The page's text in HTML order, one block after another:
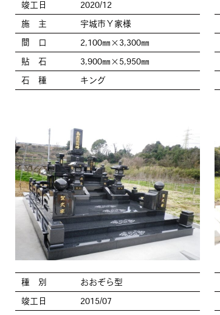
竣工日 2020/12
施 主 宇城市Ｙ家様
間 口 2,100㎜×3,300㎜
貼 石 3,900㎜×5,950㎜
石 種 キング
種 別 おおぞら型
竣工日 2015/07